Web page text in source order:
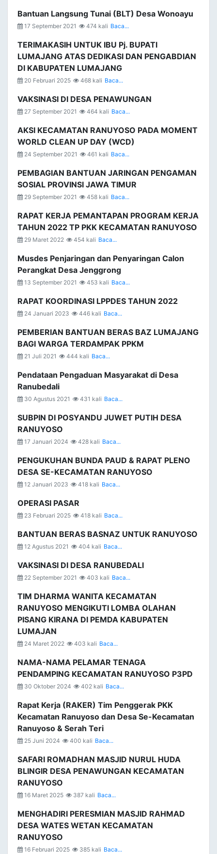
Bantuan Langsung Tunai (BLT) Desa Wonoayu
17 September 2021 474 kali Baca...
TERIMAKASIH UNTUK IBU Pj. BUPATI
LUMAJANG ATAS DEDIKASI DAN PENGABDIAN
DI KABUPATEN LUMAJANG
20 Februari 2025 468 kali Baca...
VAKSINASI DI DESA PENAWUNGAN
27 September 2021 464 kali Baca...
AKSI KECAMATAN RANUYOSO PADA MOMENT
WORLD CLEAN UP DAY (WCD)
24 September 2021 461 kali Baca...
PEMBAGIAN BANTUAN JARINGAN PENGAMAN
SOSIAL PROVINSI JAWA TIMUR
29 September 2021 458 kali Baca...
RAPAT KERJA PEMANTAPAN PROGRAM KERJA
TAHUN 2022 TP PKK KECAMATAN RANUYOSO
29 Maret 2022 454 kali Baca...
Musdes Penjaringan dan Penyaringan Calon
Perangkat Desa Jenggrong
13 September 2021 453 kali Baca...
RAPAT KOORDINASI LPPDES TAHUN 2022
24 Januari 2023 446 kali Baca...
PEMBERIAN BANTUAN BERAS BAZ LUMAJANG
BAGI WARGA TERDAMPAK PPKM
21 Juli 2021 444 kali Baca...
Pendataan Pengaduan Masyarakat di Desa
Ranubedali
30 Agustus 2021 431 kali Baca...
SUBPIN DI POSYANDU JUWET PUTIH DESA
RANUYOSO
17 Januari 2024 428 kali Baca...
PENGUKUHAN BUNDA PAUD & RAPAT PLENO
DESA SE-KECAMATAN RANUYOSO
12 Januari 2023 418 kali Baca...
OPERASI PASAR
23 Februari 2025 418 kali Baca...
BANTUAN BERAS BASNAZ UNTUK RANUYOSO
12 Agustus 2021 404 kali Baca...
VAKSINASI DI DESA RANUBEDALI
22 September 2021 403 kali Baca...
TIM DHARMA WANITA KECAMATAN
RANUYOSO MENGIKUTI LOMBA OLAHAN
PISANG KIRANA DI PEMDA KABUPATEN
LUMAJAN
24 Maret 2022 403 kali Baca...
NAMA-NAMA PELAMAR TENAGA
PENDAMPING KECAMATAN RANUYOSO P3PD
30 Oktober 2024 402 kali Baca...
Rapat Kerja (RAKER) Tim Penggerak PKK
Kecamatan Ranuyoso dan Desa Se-Kecamatan
Ranuyoso & Serah Teri
25 Juni 2024 400 kali Baca...
SAFARI ROMADHAN MASJID NURUL HUDA
BLINGIR DESA PENAWUNGAN KECAMATAN
RANUYOSO
16 Maret 2025 387 kali Baca...
MENGHADIRI PERESMIAN MASJID RAHMAD
DESA WATES WETAN KECAMATAN
RANUYOSO
16 Februari 2025 385 kali Baca...